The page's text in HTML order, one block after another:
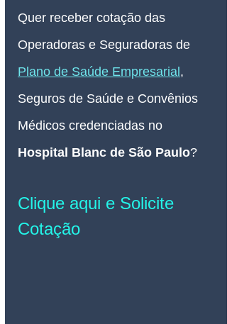
Quer receber cotação das
Operadoras e Seguradoras de
Plano de Saúde Empresarial ,
Seguros de Saúde e Convênios
Médicos credenciadas no
Hospital Blanc de São Paulo?
Clique aqui e Solicite
Cotação